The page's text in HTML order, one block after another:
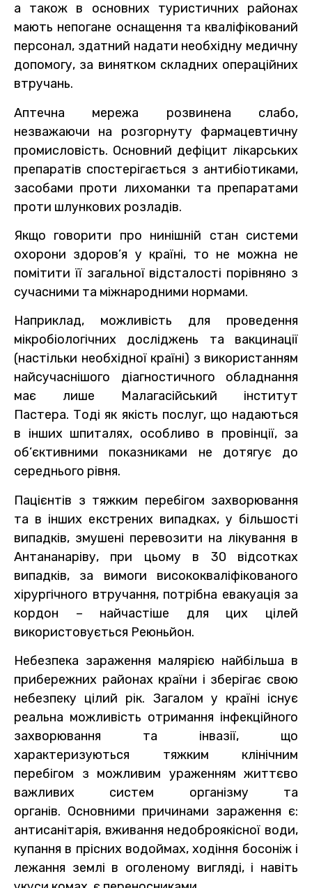
а також в основних туристичних районах
мають непогане оснащення та кваліфікований
персонал, здатний надати необхідну медичну
допомогу, за винятком складних операційних
втручань.
Аптечна мережа розвинена слабо,
незважаючи на розгорнуту фармацевтичну
промисловість. Основний дефіцит лікарських
препаратів спостерігається з антибіотиками,
засобами проти лихоманки та препаратами
проти шлункових розладів.
Якщо говорити про нинішній стан системи
охорони здоров’я у країні, то не можна не
помітити її загальної відсталості порівняно з
сучасними та міжнародними нормами.
Наприклад, можливість для проведення
мікробіологічних досліджень та вакцинації
(настільки необхідної країні) з використанням
найсучаснішого діагностичного обладнання
має лише Малагасійський інститут
Пастера. Тоді як якість послуг, що надаються
в інших шпиталях, особливо в провінції, за
об’єктивними показниками не дотягує до
середнього рівня.
Пацієнтів з тяжким перебігом захворювання
та в інших екстрених випадках, у більшості
випадків, змушені перевозити на лікування в
Антананаріву, при цьому в 30 відсотках
випадків, за вимоги висококваліфікованого
хірургічного втручання, потрібна евакуація за
кордон – найчастіше для цих цілей
використовується Реюньйон.
Небезпека зараження малярією найбільша в
прибережних районах країни і зберігає свою
небезпеку цілий рік. Загалом у країні існує
реальна можливість отримання інфекційного
захворювання та інвазії, що
характеризуються тяжким клінічним
перебігом з можливим ураженням життєво
важливих систем організму та
органів. Основними причинами зараження є:
антисанітарія, вживання недоброякісної води,
купання в прісних водоймах, ходіння босоніж і
лежання землі в оголеному вигляді, і навіть